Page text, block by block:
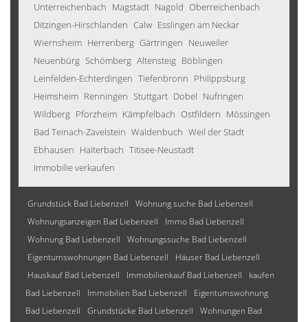
Unterreichenbach Magstadt Nagold Oberreichenbach
Ditzingen-Hirschlanden Calw Esslingen am Neckar
Wiernsheim Herrenberg Gärtringen Neuweiler
Neuenbürg Schömberg Altensteig Böblingen
Leinfelden-Echterdingen Tiefenbronn Philippsburg
Heimsheim Renningen Stuttgart Dobel Nufringen
Wildberg Pforzheim Kämpfelbach Ostfildern Mössingen
Bad Teinach-Zavelstein Waldenbuch Weil der Stadt
Ebhausen Haiterbach Titisee-Neustadt
Immobilie verkaufen
Grundstück Bad Liebenzell
Wohnung suche Bad Liebenzell
Wohnungsanzeigen Bad Liebenzell
Immo Bad Liebenzell
Wohnung Bad Liebenzell
Wohnungssuche Bad Liebenzell
Eigentumswohnungen Bad Liebenzell
Häuser Bad Liebenzell
Hauskauf Bad Liebenzell
Immobilienkauf Bad Liebenzell
kaufen
Bad Liebenzell
Immobilien Bad Liebenzell
Eigentumswohnung
Bad Liebenzell
Grundstücke Bad Liebenzell
Wohnungen Bad